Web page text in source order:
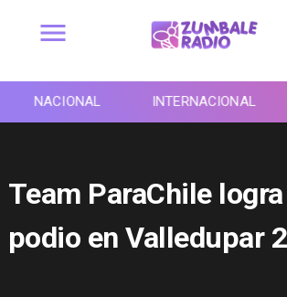
NACIONAL INTERNACIONAL
Team ParaChile
podio en Valledupar